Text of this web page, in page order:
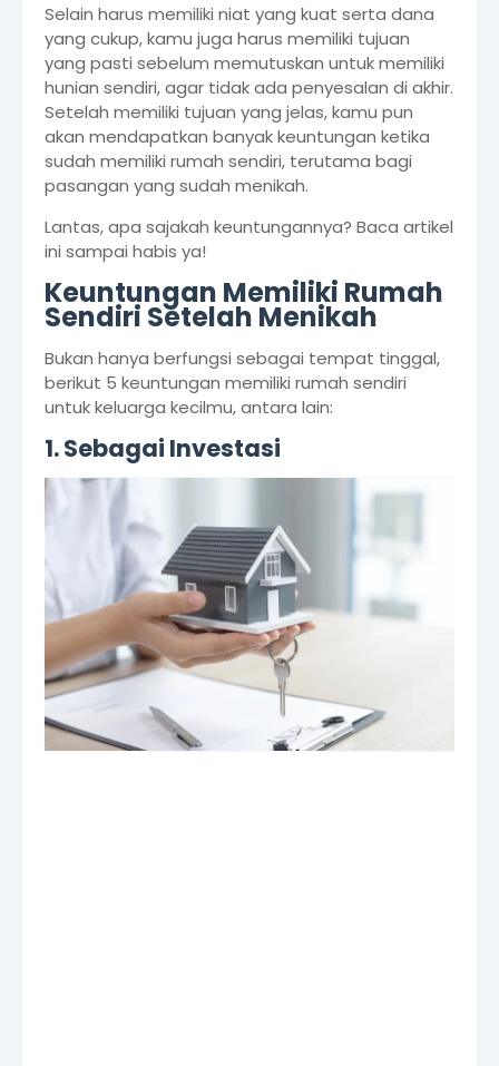
Selain harus memiliki niat yang kuat serta dana
yang cukup, kamu juga harus memiliki tujuan
yang pasti sebelum memutuskan untuk memiliki
hunian sendiri, agar tidak ada penyesalan di akhir.
Setelah memiliki tujuan yang jelas, kamu pun
akan mendapatkan banyak keuntungan ketika
sudah memiliki rumah sendiri, terutama bagi
pasangan yang sudah menikah.
Lantas, apa sajakah keuntungannya? Baca artikel
ini sampai habis ya!
Keuntungan Memiliki Rumah
Sendiri Setelah Menikah
Bukan hanya berfungsi sebagai tempat tinggal,
berikut 5 keuntungan memiliki rumah sendiri
untuk keluarga kecilmu, antara lain:
1. Sebagai Investasi